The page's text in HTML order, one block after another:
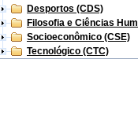
Desportos (CDS)
Filosofia e Ciências
Socioeconômico (CSE)
Tecnológico (CTC)